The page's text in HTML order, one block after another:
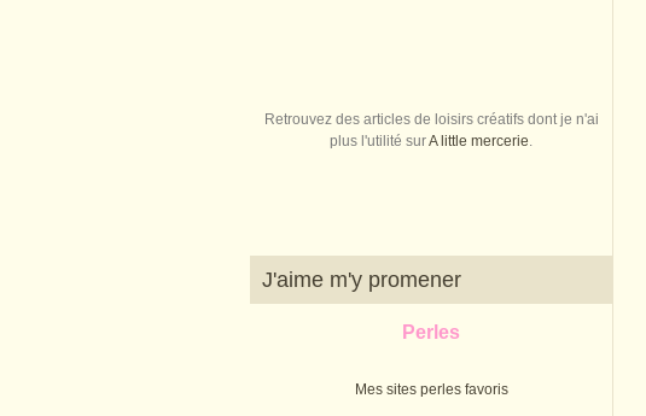
Retrouvez des articles de loisirs créatifs dont je n'ai
plus l'utilité surA little mercerie.
J'aime m'y promener
Perles
Mes sites perles favoris